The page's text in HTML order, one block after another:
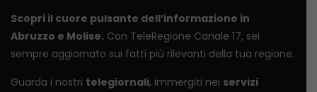
Scopri il cuore pulsante dell’informazione in
Abruzzo e Molise. Con TeleRegione Canale 17, sei
sempre aggiornato sui fatti più rilevanti della tua regione.
Guarda i nostri telegiornali, immergiti nei servizi